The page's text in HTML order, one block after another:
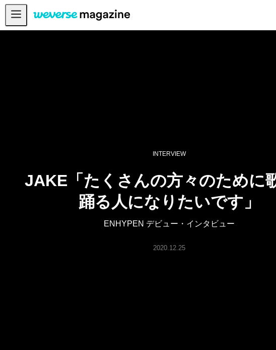
お知らせ
INDUSTRY
PLAYLIST
INTERVIEW
JAKE「たくさんの方々のために
踊る人になりたいです」
ENHYPEN デビュー・インタビュー
2020.12.25